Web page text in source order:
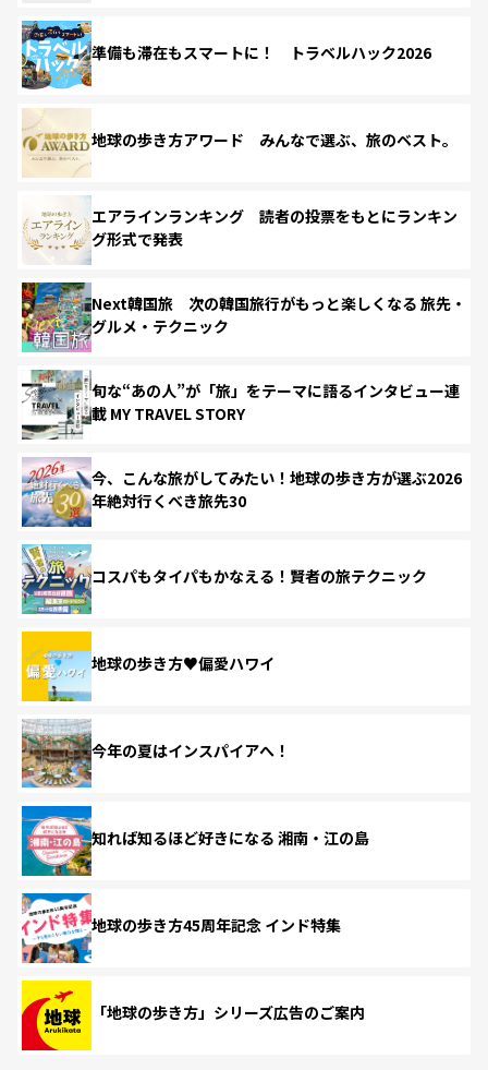
準備も滞在もスマートに！ トラベルハック2026
地球の歩き方アワード みんなで選ぶ、旅のベスト。
エアラインランキング 読者の投票をもとにランキン
グ形式で発表
Next韓国旅 次の韓国旅行がもっと楽しくなる 旅先・
グルメ・テクニック
旬な“あの人”が「旅」をテーマに語るインタビュー連
載 MY TRAVEL STORY
今、こんな旅がしてみたい！地球の歩き方が選ぶ2026
年絶対行くべき旅先30
コスパもタイパもかなえる！賢者の旅テクニック
地球の歩き方♥偏愛ハワイ
今年の夏はインスパイアへ！
知れば知るほど好きになる 湘南・江の島
地球の歩き方45周年記念 インド特集
「地球の歩き方」シリーズ広告のご案内